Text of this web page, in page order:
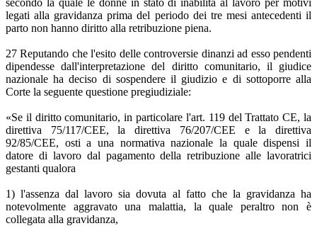
secondo la quale le donne in stato di inabilità al lavoro per motivi
legati alla gravidanza prima del periodo dei tre mesi antecedenti il
parto non hanno diritto alla retribuzione piena.
27 Reputando che l'esito delle controversie dinanzi ad esso pendenti
dipendesse dall'interpretazione del diritto comunitario, il giudice
nazionale ha deciso di sospendere il giudizio e di sottoporre alla
Corte la seguente questione pregiudiziale:
«Se il diritto comunitario, in particolare l'art. 119 del Trattato CE, la
direttiva 75/117/CEE, la direttiva 76/207/CEE e la direttiva
92/85/CEE, osti a una normativa nazionale la quale dispensi il
datore di lavoro dal pagamento della retribuzione alle lavoratrici
gestanti qualora
1) l'assenza dal lavoro sia dovuta al fatto che la gravidanza ha
notevolmente aggravato una malattia, la quale peraltro non è
collegata alla gravidanza,